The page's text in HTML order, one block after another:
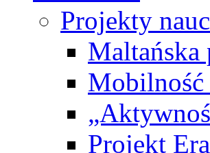
Projekty
Maltańska
Mobilność
Projekt